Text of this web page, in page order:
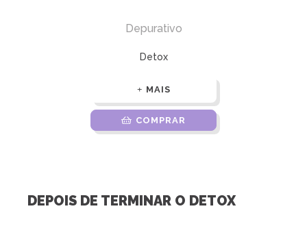
Depurativo
Detox
MAIS
COMPRAR
DEPOIS DE TERMINAR O DETOX